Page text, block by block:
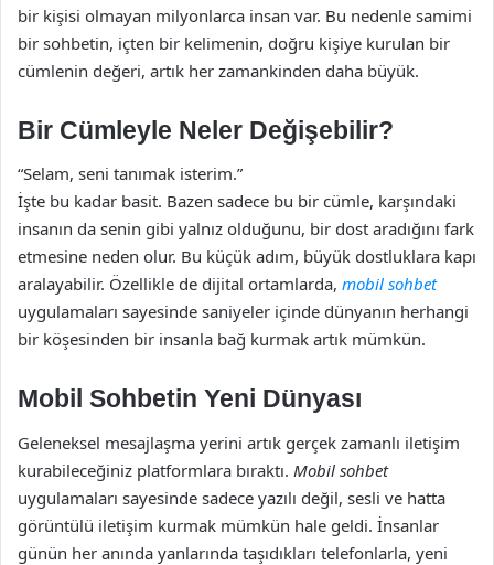
bir kişisi olmayan milyonlarca insan var. Bu nedenle samimi
bir sohbetin, içten bir kelimenin, doğru kişiye kurulan bir
cümlenin değeri, artık her zamankinden daha büyük.
Bir Cümleyle Neler Değişebilir?
“Selam, seni tanımak isterim.”
İşte bu kadar basit. Bazen sadece bu bir cümle, karşındaki
insanın da senin gibi yalnız olduğunu, bir dost aradığını fark
etmesine neden olur. Bu küçük adım, büyük dostluklara kapı
aralayabilir. Özellikle de dijital ortamlarda, mobil sohbet
uygulamaları sayesinde saniyeler içinde dünyanın herhangi
bir köşesinden bir insanla bağ kurmak artık mümkün.
Mobil Sohbetin Yeni Dünyası
Geleneksel mesajlaşma yerini artık gerçek zamanlı iletişim
kurabileceğiniz platformlara bıraktı. Mobil sohbet
uygulamaları sayesinde sadece yazılı değil, sesli ve hatta
görüntülü iletişim kurmak mümkün hale geldi. İnsanlar
günün her anında yanlarında taşıdıkları telefonlarla, yeni